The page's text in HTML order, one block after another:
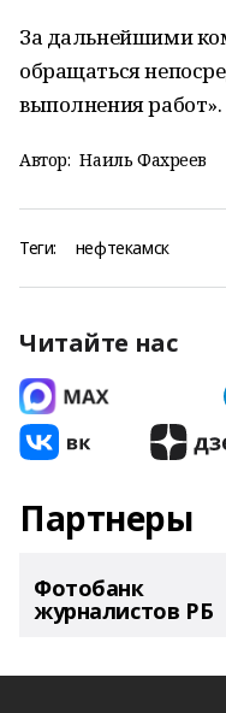
За дальнейшими
обращаться
выполнения работ».
Автор: Наиль Фахреев
Теги: нефтекамск
Читайте нас
Партнеры
Фотобанк
журналистов РБ